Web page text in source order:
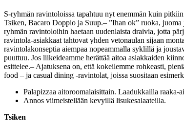
S-ryhmän ravintoloissa tapahtuu nyt enemmän kuin
Tsiken, Bacaro Doppio ja Suup.– ”Ihan ok” ruoka,
ryhmän ravintoloihin haetaan uudenlaista draivia, jotta
ravintola-asiakkaat tahtovat yhden vetonaulan sijaan
ravintolakonseptia aiempaa nopeammalla syklillä ja
puuttuu. Jos liikeideamme herättää aitoa asiakkaiden
esittelee.– Ajatuksena on, että kokeilemme rohkeasti,
food – ja casual dining -ravintolat, joissa suositaan
Palapizzaa aitoroomalaisittain. Laadukkailla
Annos viimeistellään kevyillä lisukesalaateilla.
Tsiken